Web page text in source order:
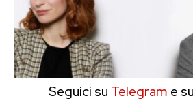
Seguici su Telegram e su